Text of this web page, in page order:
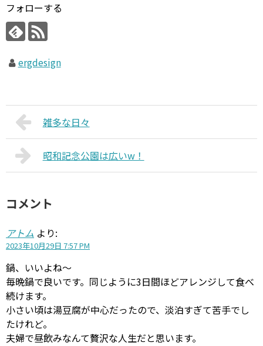
フォローする
ergdesign
雑多な日々
昭和記念公園は広いw！
コメント
アトム より:
2023年10月29日 7:57 PM
鍋、いいよね～
毎晩鍋で良いです。同じように3日間ほどアレンジして食べ
続けます。
小さい頃は湯豆腐が中心だったので、淡泊すぎて苦手でし
たけれど。
夫婦で昼飲みなんて贅沢な人生だと思います。